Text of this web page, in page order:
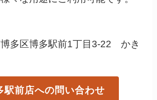
多区博多駅前1丁目3-22 かき
駅前店への問い合わせ